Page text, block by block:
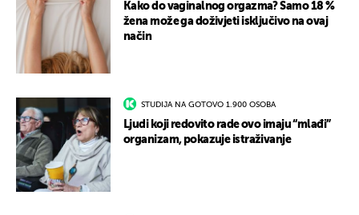
Kako do vaginalnog orgazma? Samo 18 %
žena može ga doživjeti isključivo na ovaj
način
STUDIJA NA GOTOVO 1.900 OSOBA
Ljudi koji redovito rade ovo imaju “mlađi”
organizam, pokazuje istraživanje